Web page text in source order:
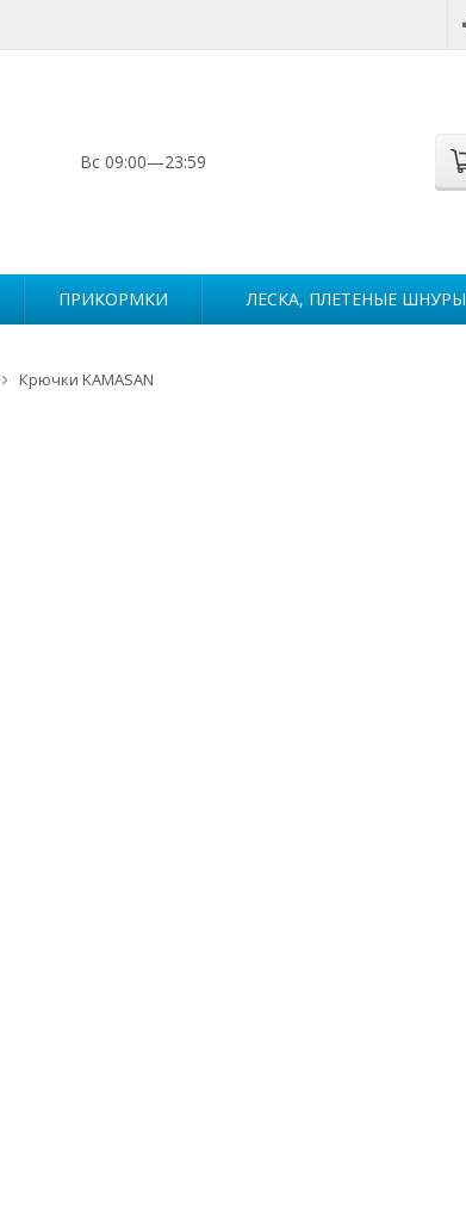
Вс 09:00—23:59
ПРИКОРМКИ ЛЕСКА, ПЛЕТЕНЫЕ ШНУРЫ
Крючки KAMASAN